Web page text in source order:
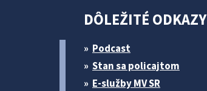
DÔLEŽITÉ ODKAZY
Podcast
Stan sa policajtom
E-služby MV SR